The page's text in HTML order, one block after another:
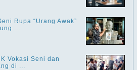
Rupa “Urang Awak”
...
Vokasi Seni dan
di ...